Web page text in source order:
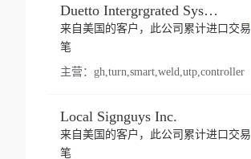
Duetto Intergrgrated Systems Inc.
来自美国的客户，此公司累计进口交易
笔
主营： gh,turn,smart,weld,utp,controller
Local Signguys Inc.
来自美国的客户，此公司累计进口交易
笔